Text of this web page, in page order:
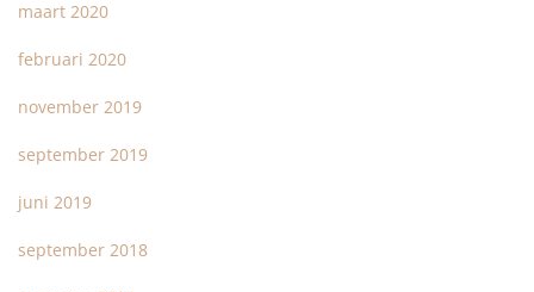
maart 2020
februari 2020
november 2019
september 2019
juni 2019
september 2018